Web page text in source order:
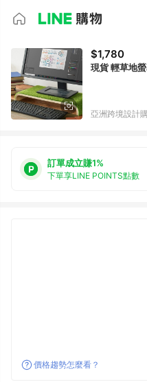
$1,780
現貨 輕草地
亞洲跨境設計
訂單成立賺1%
下單享LINE POINTS點數
價格趨勢怎麼看？